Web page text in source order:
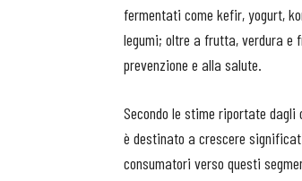
fermentati come kefir, yogurt,
legumi; oltre a frutta, verdura e
prevenzione e alla salute.
Secondo le stime riportate dagli
è destinato a crescere
consumatori verso questi